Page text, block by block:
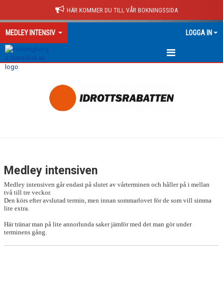
HÄR KOMMER DU TILL VÅR BOKNINGSSIDA
MEDLEY INTENSIV LOGGA IN
MEDLEY INTENSIVEN
Medley intensiven
Medley intensiven går endast på slutet av vårterminen och håller på i mellan
två till tre veckor.
Den körs efter avslutad termin, men innan sommarlovet för de som vill simma
lite extra.
Här tränar man på lite annorlunda saker jämför med det man gör under
terminens gång.